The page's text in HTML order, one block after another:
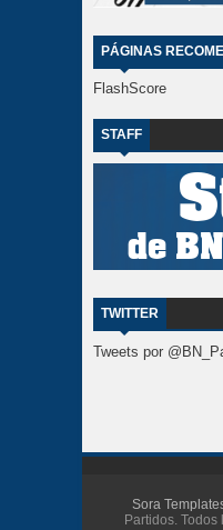
PÁGINAS
FlashScore
STAFF
TWITTER
Tweets por
Sora
Partidos.